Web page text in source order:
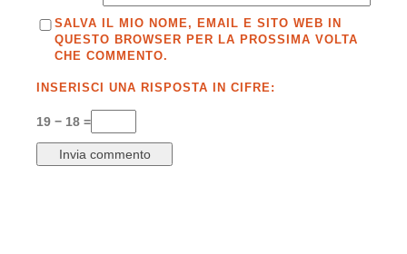
SALVA IL MIO NOME, EMAIL E SITO WEB IN
QUESTO BROWSER PER LA PROSSIMA VOLTA
CHE COMMENTO.
INSERISCI UNA RISPOSTA IN CIFRE:
19 − 18 =